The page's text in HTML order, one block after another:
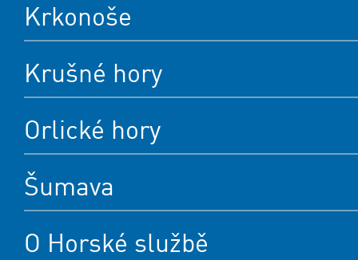
Krkonoše
Krušné hory
Orlické hory
Šumava
O Horské službě